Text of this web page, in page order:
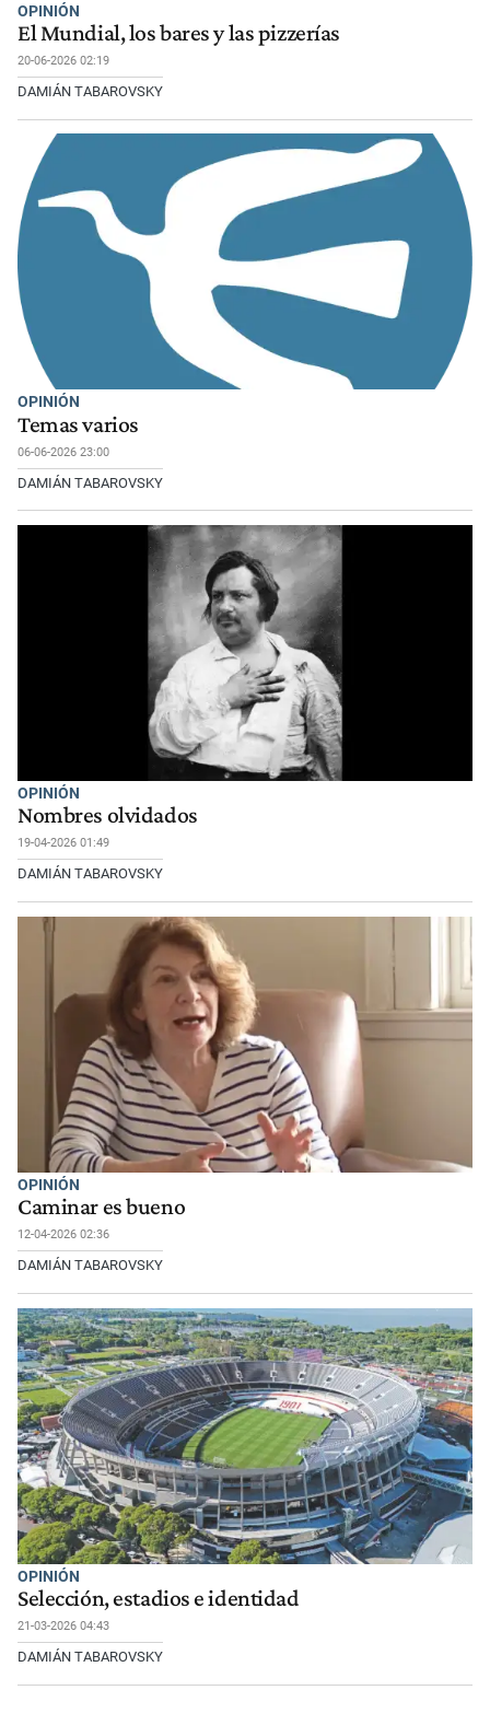
OPINIÓN
El Mundial, los bares y las pizzerías
20-06-2026 02:19
DAMIÁN TABAROVSKY
OPINIÓN
Temas varios
06-06-2026 23:00
DAMIÁN TABAROVSKY
OPINIÓN
Nombres olvidados
19-04-2026 01:49
DAMIÁN TABAROVSKY
OPINIÓN
Caminar es bueno
12-04-2026 02:36
DAMIÁN TABAROVSKY
OPINIÓN
Selección, estadios e identidad
21-03-2026 04:43
DAMIÁN TABAROVSKY